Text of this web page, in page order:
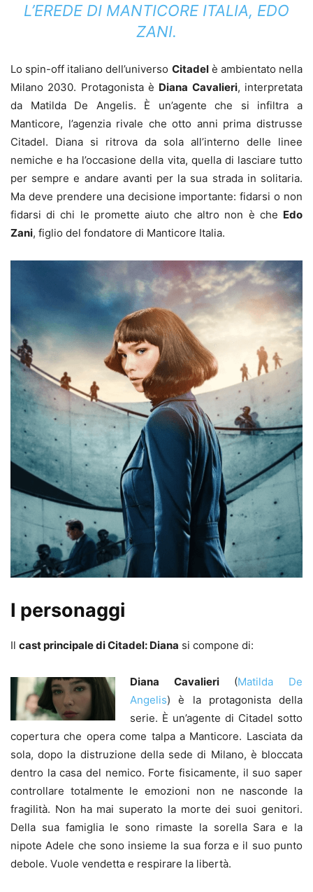
L’EREDE DI MANTICORE ITALIA, EDO
ZANI.
Lo spin-off italiano dell’universo Citadelè ambientato nella
Milano 2030. Protagonista è Diana Cavalieri, interpretata
da Matilda De Angelis. È un’agente che si infiltra a
Manticore, l’agenzia rivale che otto anni prima distrusse
Citadel. Diana si ritrova da sola all’interno delle linee
nemiche e ha l’occasione della vita, quella di lasciare tutto
per sempre e andare avanti per la sua strada in solitaria.
Ma deve prendere una decisione importante: fidarsi o non
fidarsi di chi le promette aiuto che altro non è che Edo
Zani, figlio del fondatore di Manticore Italia.
I personaggi
Il cast principale di Citadel: Diana si compone di:
Diana Cavalieri(Matilda De
Angelis) è la protagonista della
serie. È un’agente di Citadel sotto
copertura che opera come talpa a Manticore. Lasciata da
sola, dopo la distruzione della sede di Milano, è bloccata
dentro la casa del nemico. Forte fisicamente, il suo saper
controllare totalmente le emozioni non ne nasconde la
fragilità. Non ha mai superato la morte dei suoi genitori.
Della sua famiglia le sono rimaste la sorella Sara e la
nipote Adele che sono insieme la sua forza e il suo punto
debole. Vuole vendetta e respirare la libertà.